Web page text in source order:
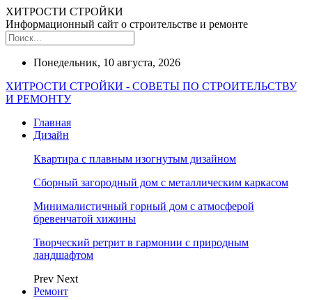
ХИТРОСТИ СТРОЙКИ
Информационный сайт о строительстве и ремонте
Понедельник, 10 августа, 2026
ХИТРОСТИ СТРОЙКИ - СОВЕТЫ ПО СТРОИТЕЛЬСТВУ
И РЕМОНТУ
Главная
Дизайн
Квартира с плавным изогнутым дизайном
Сборный загородный дом с металлическим каркасом
Минималистичный горный дом с атмосферой
бревенчатой хижины
Творческий ретрит в гармонии с природным
ландшафтом
Prev Next
Ремонт